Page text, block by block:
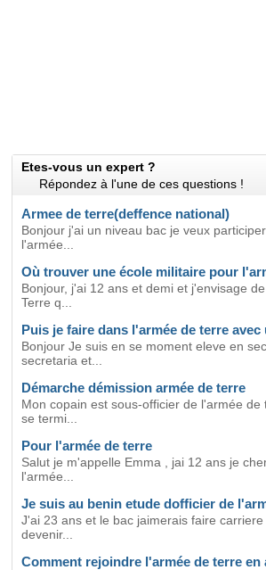
Etes-vous un expert ?
Répondez à l'une de ces questions !
Armee de terre(deffence national)
Bonjour j'ai un niveau bac je veux
l'armée...
Où trouver une école militaire pour
Bonjour, j'ai 12 ans et demi et j'envisage
Terre q...
Puis je faire dans l'armée de terre avec
Bonjour Je suis en se moment eleve en
secretaria et...
Démarche démission armée de terre
Mon copain est sous-officier de l'armée de
se termi...
Pour l'armée de terre
Salut je m'appelle Emma , jai 12 ans je
l'armée...
Je suis au benin etude dofficier de
J'ai 23 ans et le bac jaimerais faire
devenir...
Comment rejoindre l'armée de terre en